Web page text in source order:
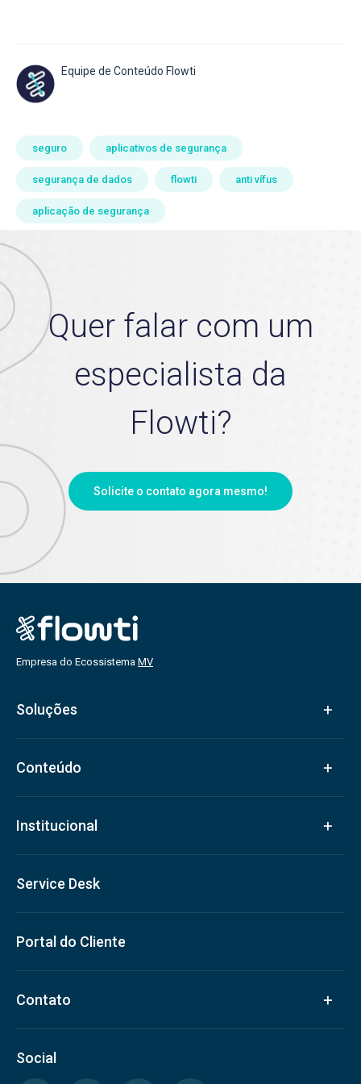
Equipe de Conteúdo Flowti
seguro aplicativos de segurança
segurança de dados flowti anti vífus
aplicação de segurança
Quer falar com um
especialista da
Flowti?
Solicite o contato agora mesmo!
Empresa do Ecossistema MV
Soluções
Conteúdo
Institucional
Service Desk
Portal do Cliente
Contato
Social